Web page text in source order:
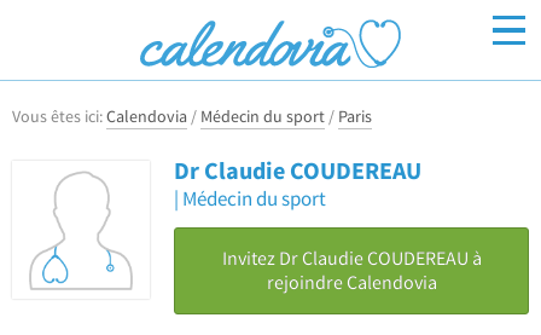
Inscrivez-vous Connexion
Vous êtes ici:Calendovia/ Médecin du sport/ Paris
Dr Claudie COUDEREAU
Médecin du sport
Invitez Dr Claudie COUDEREAU à
rejoindre Calendovia